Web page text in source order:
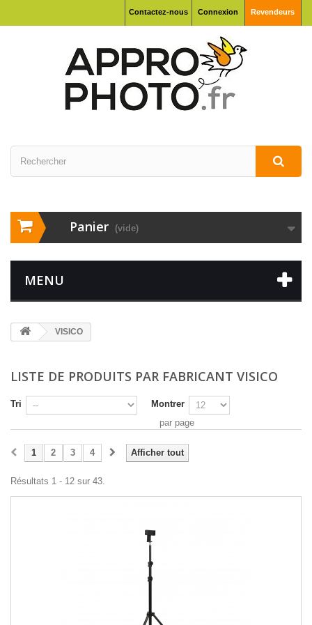
Connexion Revendeurs
Contactez-nous
Panier (vide)
MENU
VISICO
LISTE DE PRODUITS PAR FABRICANT VISICO
Tri
Montrer
par page
Afficher tout
1 2 3 4
Résultats 1 - 12 sur 43.